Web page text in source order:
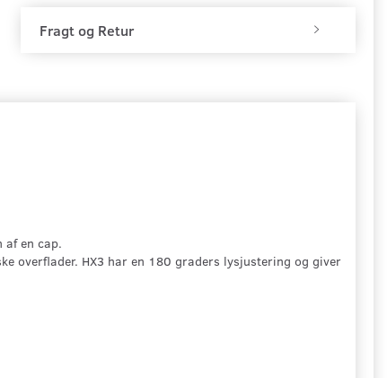
Fragt og Retur
af en cap.
overflader. HX3 har en 180 graders lysjustering og giver